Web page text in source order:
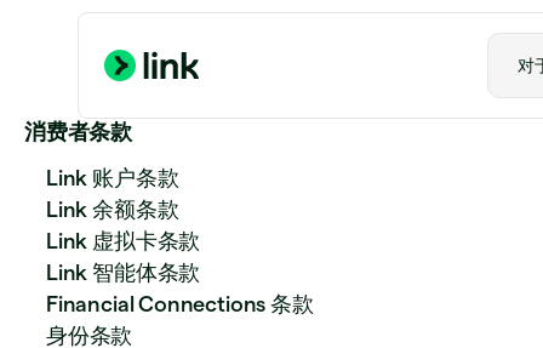
对
消费者条款
Link 账户条款
Link 余额条款
Link 虚拟卡条款
Link 智能体条款
Financial Connections 条款
身份条款